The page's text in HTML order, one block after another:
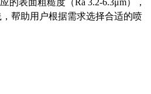
表面粗糙度（Ra 3.2-6.3μm），
帮助用户根据需求选择合适的喷